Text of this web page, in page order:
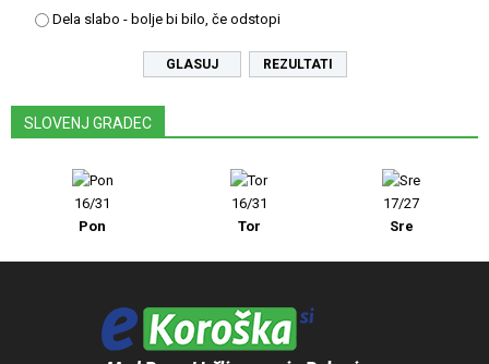
Dela slabo - bolje bi bilo, če odstopi
REZULTATI
SLOVENJ GRADEC
16/31
Pon
16/31
Tor
17/27
Sre